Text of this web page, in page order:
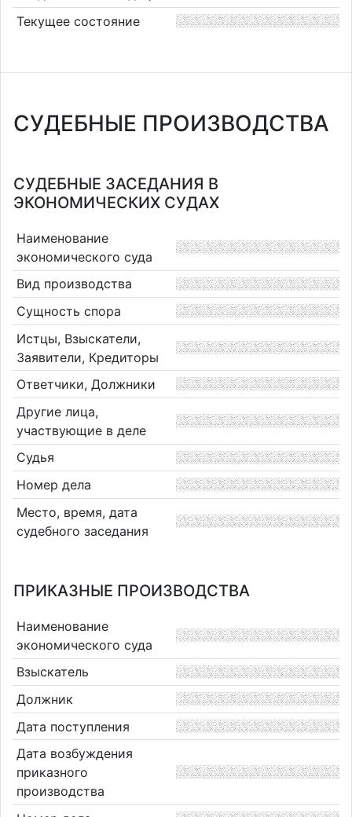
Текущее состояние
СУДЕБНЫЕ ПРОИЗВОДСТВА
СУДЕБНЫЕ ЗАСЕДАНИЯ В
ЭКОНОМИЧЕСКИХ СУДАХ
Наименование
экономического суда
Вид производства
Сущность спора
Истцы, Взыскатели,
Заявители, Кредиторы
Ответчики, Должники
Другие лица,
участвующие в деле
Судья
Номер дела
Место, время, дата
судебного заседания
ПРИКАЗНЫЕ ПРОИЗВОДСТВА
Наименование
экономического суда
Взыскатель
Должник
Дата поступления
Дата возбуждения
приказного
производства